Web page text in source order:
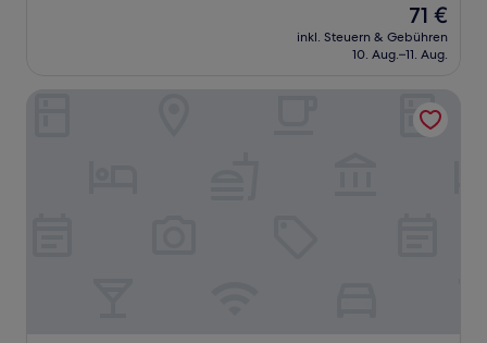
Bewertungen)
Der
Preis
beträgt
71 €
inkl. Steuern & Gebühren
10. Aug.–11. Aug.